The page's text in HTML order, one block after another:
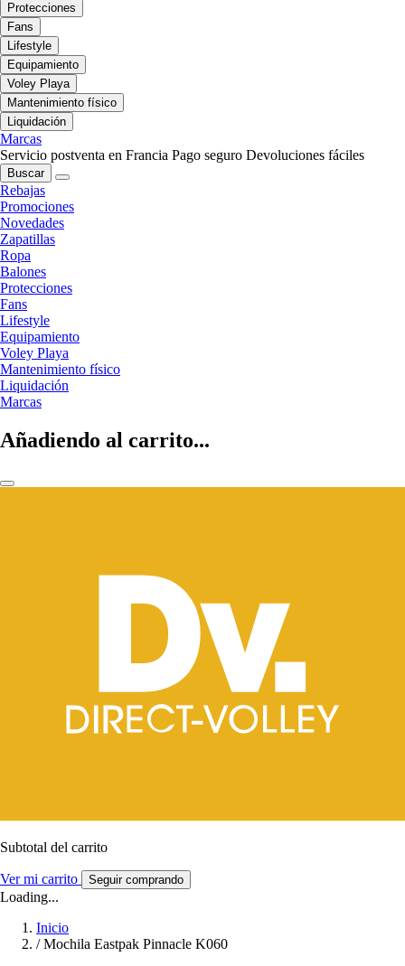
Protecciones
Fans
Lifestyle
Equipamiento
Voley Playa
Mantenimiento físico
Liquidación
Marcas
Servicio postventa en Francia Pago seguro Devoluciones fáciles
Buscar
Rebajas
Promociones
Novedades
Zapatillas
Ropa
Balones
Protecciones
Fans
Lifestyle
Equipamiento
Voley Playa
Mantenimiento físico
Liquidación
Marcas
Añadiendo al carrito...
Subtotal del carrito
Ver mi carrito Seguir comprando
Loading...
Inicio
/ Mochila Eastpak Pinnacle K060